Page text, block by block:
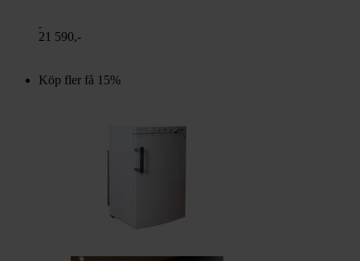
21 590,-
Köp fler få 15%